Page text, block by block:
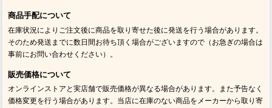
商品手配について
在庫状況によりご注文後に商品を取り寄せた後に発送を行う場合があります。
そのため発送までに数日間お待ち頂く場合がございますので（お急ぎの場合は
事前にお問い合わせください）。
販売価格について
オンラインストアと実店舗で販売価格が異なる場合があります。また予告なく
価格変更を行う場合があります。当店に在庫のない商品をメーカーから取り寄